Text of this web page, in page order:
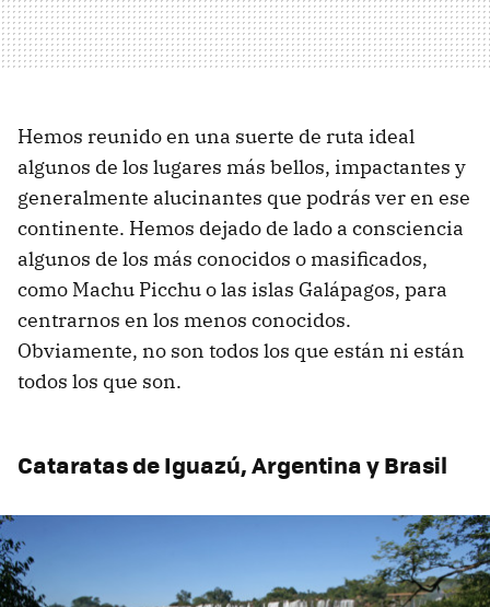
Hemos reunido en una suerte de ruta ideal
algunos de los lugares más bellos, impactantes y
generalmente alucinantes que podrás ver en ese
continente. Hemos dejado de lado a consciencia
algunos de los más conocidos o masificados,
como Machu Picchu o las islas Galápagos, para
centrarnos en los menos conocidos.
Obviamente, no son todos los que están ni están
todos los que son.
Cataratas de Iguazú, Argentina y Brasil